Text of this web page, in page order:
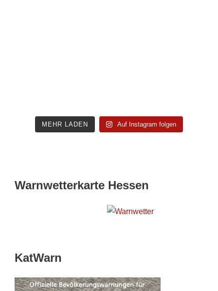
MEHR LADEN Auf Instagram folgen
Warnwetterkarte Hessen
KatWarn